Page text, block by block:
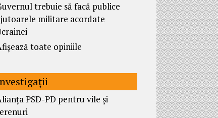
trebuie să facă publice
militare acordate
toate opiniile
PSD-PD pentru vile și